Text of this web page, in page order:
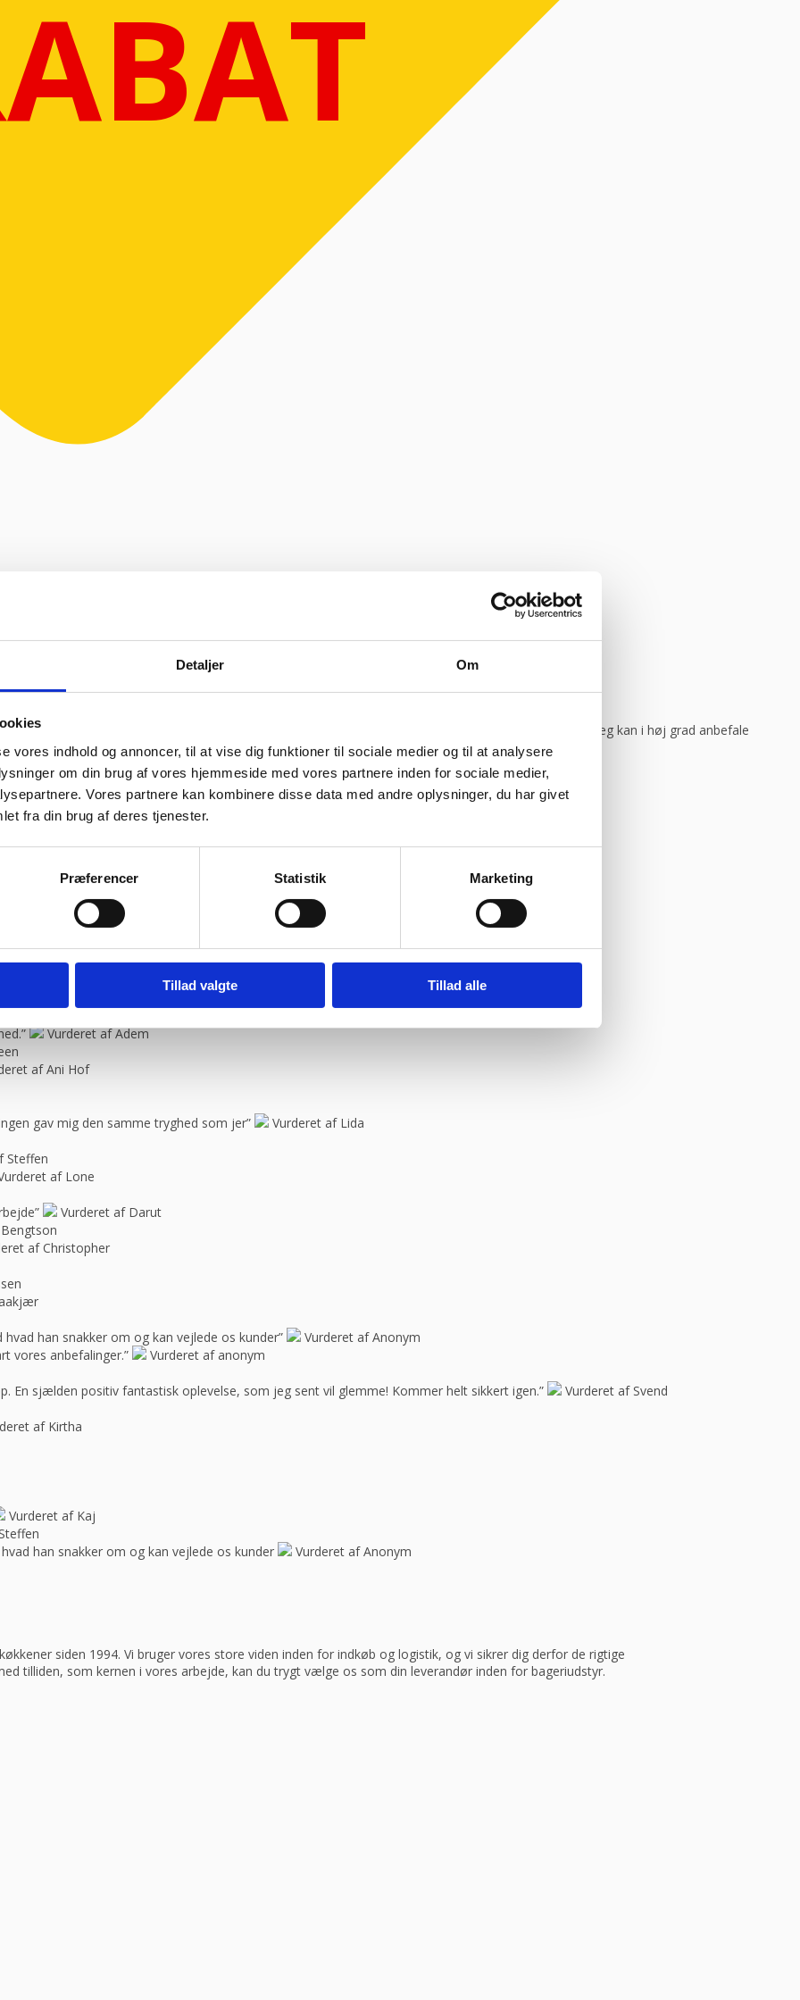
Detaljer Om
vores indhold og annoncer, til at vise dig funktioner til sociale medier og til at analysere
om din brug af vores hjemmeside med vores partnere inden for sociale medier,
Vores partnere kan kombinere disse data med andre oplysninger, du har givet
fra din brug af deres tjenester.
Præferencer Statistik Marketing
Tillad valgte Tillad alle
– 13.30
levering og fik løst det i løbet af to sekunder. God arbejde og god weekend”
Vurderet af Michael
Vurderet af Heidi Buch Jensen
Jeg fik leveret en stor ovn til Malmø, hvor de normalt ikke har levering direkte, uden problemer. Jeg kan i høj grad anbefale
sædvanlige.”
Vurderet af Peter Holm
søde og hjælpsomme ansatte”
Vurderet af Henrik Hauge
og en super flink sælger i røret Kan klart anbefale at handle her”
Vurderet af Ole
Vurderet af Isken
Vurderet af Kaj
“
Gode priser, mm.”
Vurderet af Patricia
Vurderet af Kai Hou
skal jeg med fornøjelse skrive niget”
Jeg vender tilbage”
Vurderet af Adem
af Ani Hof
gav mig den samme tryghed som jer”
Vurderet af Lida
Steffen
af Lone
Vurderet af Darut
af Christopher
han snakker om og kan vejlede os kunder”
Vurderet af Anonym
vores anbefalinger.”
Vurderet af anonym
En sjælden positiv fantastisk oplevelse, som jeg sent vil glemme! Kommer helt sikkert igen.”
Vurderet af Svend
af Kirtha
Vurderet af Kaj
han snakker om og kan vejlede os kunder
Vurderet af Anonym
siden 1994. Vi bruger vores store viden inden for indkøb og logistik, og vi sikrer dig derfor de rigtige
tilliden, som kernen i vores arbejde, kan du trygt vælge os som din leverandør inden for bageriudstyr.